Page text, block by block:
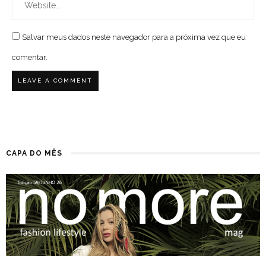
Salvar meus dados neste navegador para a próxima vez que eu
comentar.
CAPA DO MÊS